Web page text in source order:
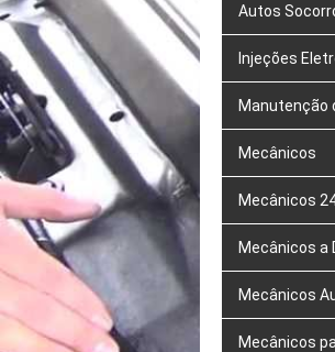
Autos
Injeções
Manutenção
Mecânicos
Mecânicos
Mecânicos a
Mecânicos
Mecânicos